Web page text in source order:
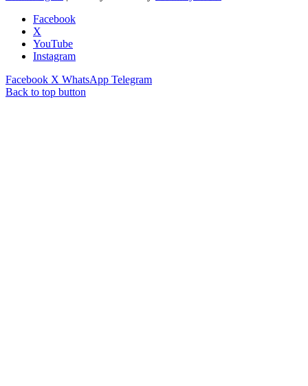
Facebook
X
YouTube
Instagram
Facebook X WhatsApp Telegram
Back to top button